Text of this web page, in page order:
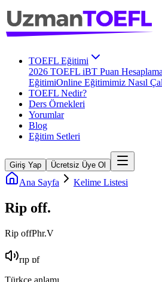
TOEFL Eğitimi
2026 TOEFL iBT Puan Hesaplama
EğitimiOnline Eğitimimiz Nasıl
TOEFL Nedir?
Ders Örnekleri
Yorumlar
Blog
Eğitim Setleri
Giriş Yap Ücretsiz Üye Ol
Ana Sayfa Kelime Listesi
Rip off.
Rip offPhr.V
rɪp ɒf
Türkçe anlamı